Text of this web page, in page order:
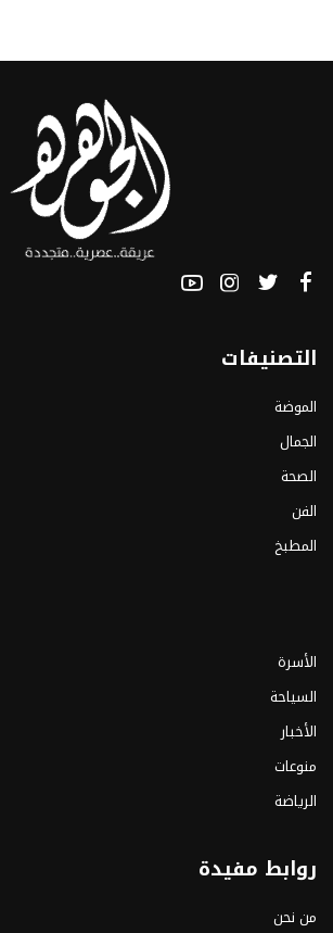
التصنيفات
الموضة
الجمال
الصحة
الفن
المطبخ
الأسرة
السياحة
الأخبار
منوعات
الرياضة
روابط مفيدة
من نحن